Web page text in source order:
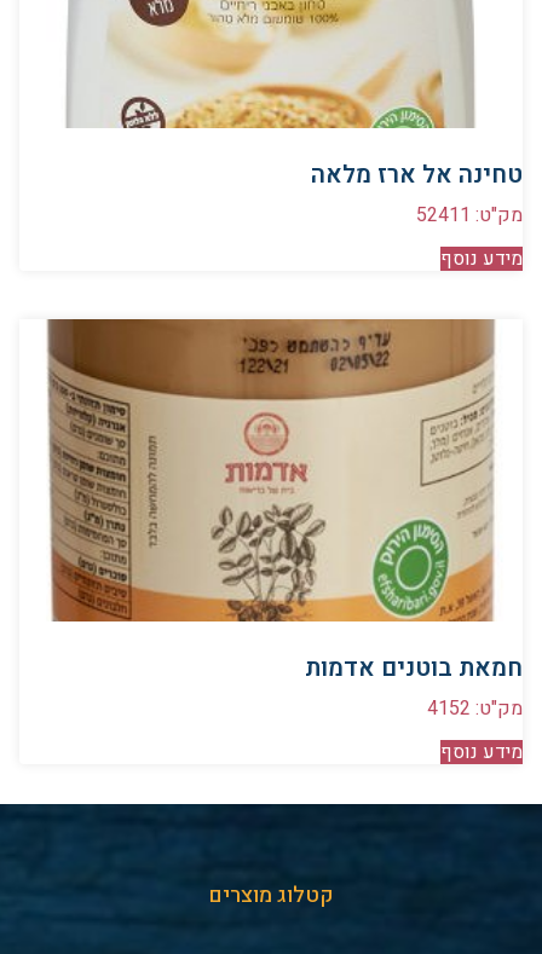
טחינה אל ארז מלאה
מק"ט: 52411
מידע נוסף
חמאת בוטנים אדמות
מק"ט: 4152
מידע נוסף
קטלוג מוצרים